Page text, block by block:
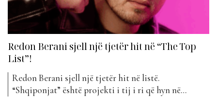
Redon Berani sjell një tjetër hit në “The Top
List”!
Redon Berani sjell një tjetër hit në listë.
“Shqiponjat” është projekti i tij i ri që hyn në